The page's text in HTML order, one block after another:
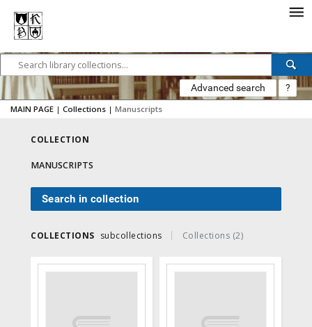
Advanced search ?
MAIN PAGE | Collections | Manuscripts
COLLECTION
MANUSCRIPTS
Search in collection
COLLECTIONS subcollections Collections (2)